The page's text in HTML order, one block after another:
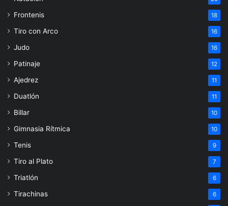
Frontenis 18
Tiro con Arco 16
Judo 16
Patinaje 12
Ajedrez 11
Duatlón 11
Billar 10
Gimnasia Rítmica 10
Tenis 9
Tiro al Plato 7
Triatlón 6
Tirachinas 6